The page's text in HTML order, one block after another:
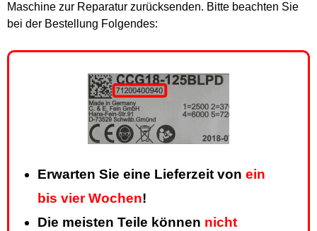
Maschine zur Reparatur zurücksenden. Bitte beachten Sie
bei der Bestellung Folgendes:
Erwarten Sie eine Lieferzeit von ein
bis vier Wochen!
Die meisten Teile können nicht